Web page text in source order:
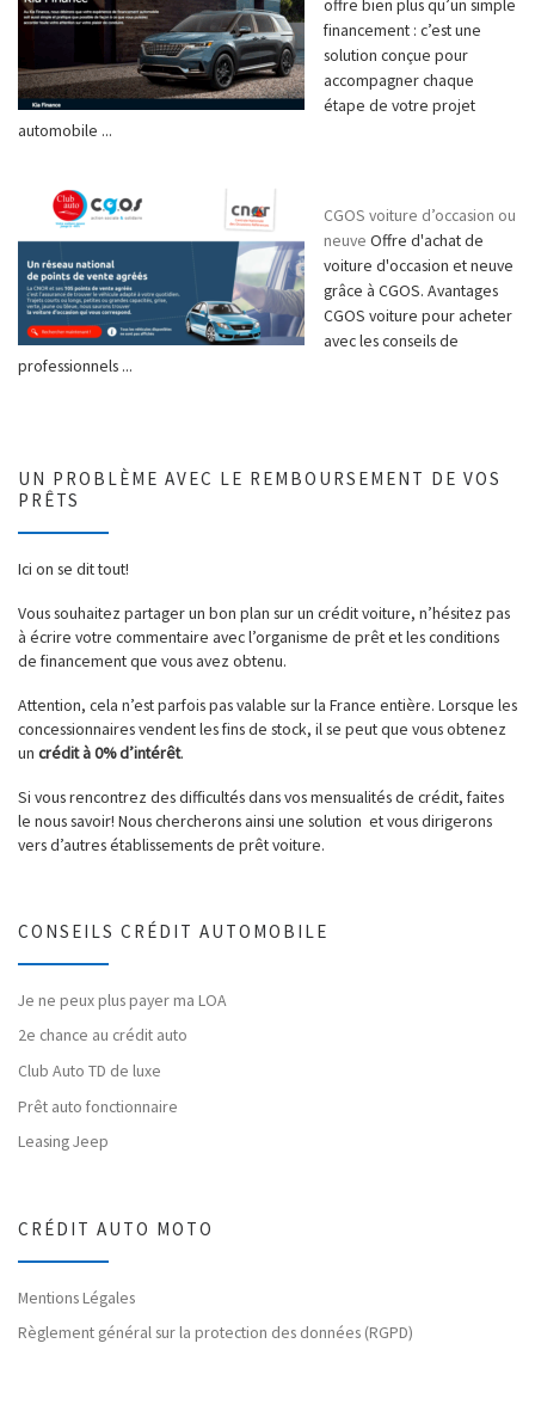
offre bien plus qu’un simple
financement : c’est une
solution conçue pour
accompagner chaque
étape de votre projet
automobile ...
CGOS voiture d’occasion ou
neuve Offre d'achat de
voiture d'occasion et neuve
grâce à CGOS. Avantages
CGOS voiture pour acheter
avec les conseils de
professionnels ...
UN PROBLÈME AVEC LE REMBOURSEMENT DE VOS
PRÊTS
Ici on se dit tout!
Vous souhaitez partager un bon plan sur un crédit voiture, n’hésitez pas
à écrire votre commentaire avec l’organisme de prêt et les conditions
de financement que vous avez obtenu.
Attention, cela n’est parfois pas valable sur la France entière. Lorsque les
concessionnaires vendent les fins de stock, il se peut que vous obtenez
un crédit à 0% d’intérêt.
Si vous rencontrez des difficultés dans vos mensualités de crédit, faites
le nous savoir! Nous chercherons ainsi une solution et vous dirigerons
vers d’autres établissements de prêt voiture.
CONSEILS CRÉDIT AUTOMOBILE
Je ne peux plus payer ma LOA
2e chance au crédit auto
Club Auto TD de luxe
Prêt auto fonctionnaire
Leasing Jeep
CRÉDIT AUTO MOTO
Mentions Légales
Règlement général sur la protection des données (RGPD)